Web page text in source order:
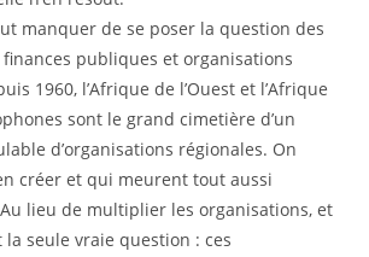
manquer de se poser la question des
publiques et organisations
1960, l’Afrique de l’Ouest et l’Afrique
sont le grand cimetière d’un
d’organisations régionales. On
créer et qui meurent tout aussi
lieu de multiplier les organisations, et
la seule vraie question : ces